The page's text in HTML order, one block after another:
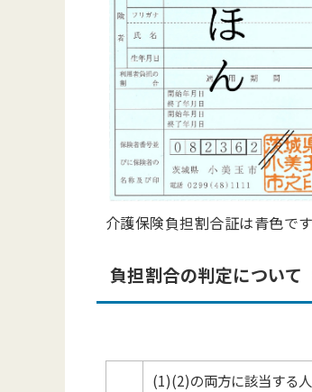
介護保険負担割合証は青色で
負担割合の判定について
(1)(2)の両方に該当する人